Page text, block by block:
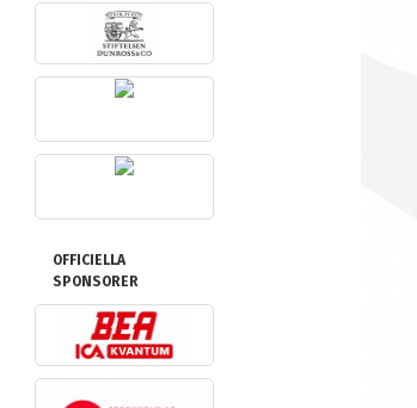
OFFICIELLA
SPONSORER